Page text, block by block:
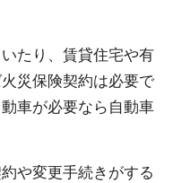
たり、賃貸住宅や有
災保険契約は必要で
車が必要なら自動車
や変更手続きがする